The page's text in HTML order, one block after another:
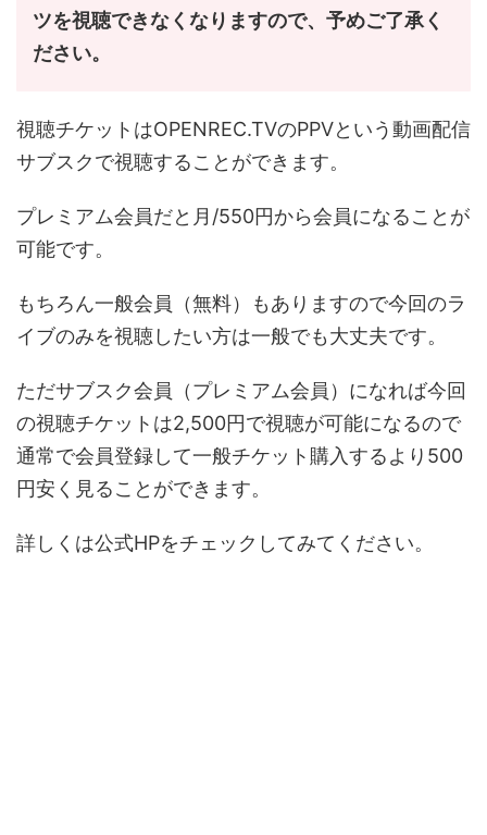
ツを視聴できなくなりますので、予めご了承く
ださい。
視聴チケットはOPENREC.TVのPPVという動画配信
サブスクで視聴することができます。
プレミアム会員だと月/550円から会員になることが
可能です。
もちろん一般会員（無料）もありますので今回のラ
イブのみを視聴したい方は一般でも大丈夫です。
ただサブスク会員（プレミアム会員）になれば今回
の視聴チケットは2,500円で視聴が可能になるので
通常で会員登録して一般チケット購入するより500
円安く見ることができます。
詳しくは公式HPをチェックしてみてください。